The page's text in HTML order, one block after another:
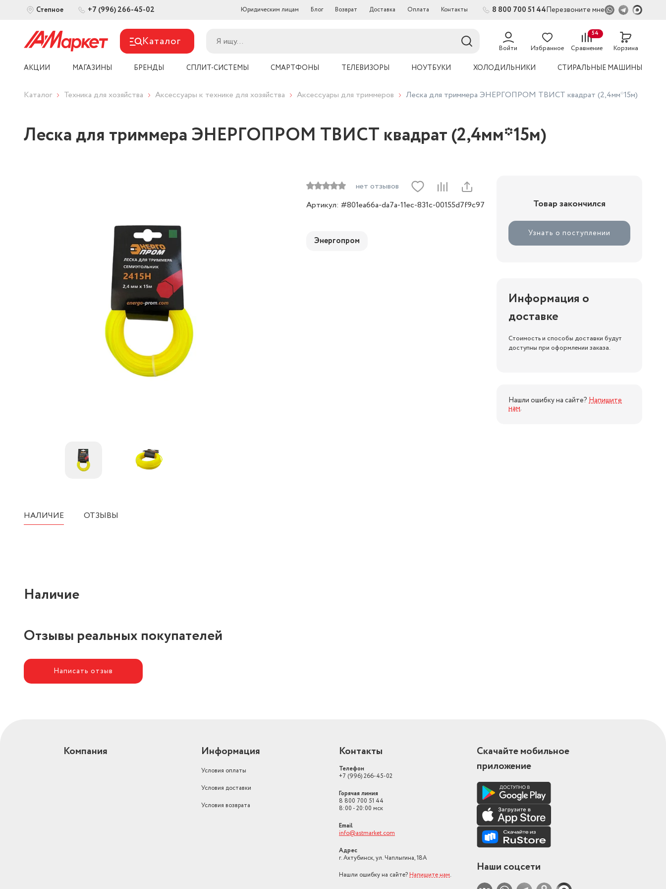
Степное +7 (996) 266-45-02 Юридическим лицам Блог Возврат Доставка Оплата Контакты 8 800 700 51 44Перезвоните мне
Каталог Войти Избранное Сравнение
54
Корзина
АКЦИИ МАГАЗИНЫ БРЕНДЫ СПЛИТ-СИСТЕМЫ СМАРТФОНЫ ТЕЛЕВИЗОРЫ НОУТБУКИ ХОЛОДИЛЬНИКИ СТИРАЛЬНЫЕ МАШИНЫ
Каталог Техника для хозяйства Аксессуары к технике для хозяйства Аксессуары для триммеров Леска для триммера ЭНЕРГОПРОМ ТВИСТ квадрат (2,4мм*15м)
Леска для триммера ЭНЕРГОПРОМ ТВИСТ квадрат (2,4мм*15м)
нет отзывов
Артикул: #801ea66a-da7a-11ec-831c-00155d7f9c97
Энергопром
Товар закончился
Узнать о поступлении
Информация о
доставке
Стоимость и способы доставки будут
доступны при оформлении заказа.
Нашли ошибку на сайте? Напишите
нам.
НАЛИЧИЕ ОТЗЫВЫ
Наличие
Отзывы реальных покупателей
Написать отзыв
Компания Информация
Условия оплаты
Условия доставки
Условия возврата
Контакты
Телефон
+7 (996) 266-45-02
Горячая линия
8 800 700 51 44
8:00 - 20:00 мск
Email
info@astmarket.com
Адрес
г. Ахтубинск, ул. Чаплыгина, 18А
Нашли ошибку на сайте? Напишите нам.
Скачайте мобильное
приложение
Наши соцсети